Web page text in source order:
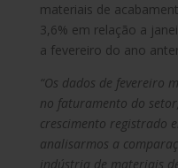
materiais de
3,6% em relação a
a fevereiro do ano
“Os dados de fevereiro
no faturamento do
crescimento registrado
analisarmos a
indústria de materiais